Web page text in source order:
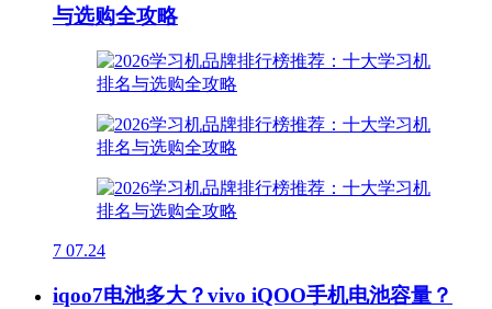
与选购全攻略
7 07.24
iqoo7电池多大？vivo iQOO手机电池容量？